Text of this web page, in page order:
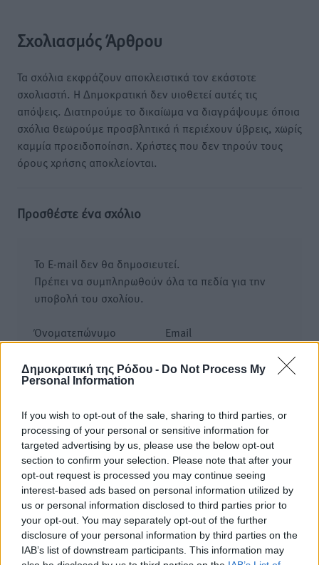
Δημοκρατική της Ρόδου - Do Not Process My
Personal Information
If you wish to opt-out of the sale, sharing to third parties, or
processing of your personal or sensitive information for
targeted advertising by us, please use the below opt-out
section to confirm your selection. Please note that after your
opt-out request is processed you may continue seeing
interest-based ads based on personal information utilized by
us or personal information disclosed to third parties prior to
your opt-out. You may separately opt-out of the further
disclosure of your personal information by third parties on the
IAB’s list of downstream participants. This information may
Σχολιασμός Άρθρου
Τα σχόλια εκφράζουν αποκλειστικά τον εκάστοτε
σχολιαστή. Η Δημοκρατική δεν υιοθετεί αυτές τις
απόψεις. Διατηρούμε το δικαίωμα να διαγράψουμε όποια
σχόλια θεωρούμε προσβλητικά ή περιέχουν ύβρεις, χωρίς
καμμία προειδοποίηση. Χρήστες που δεν τηρούν τους
όρους χρήσης αποκλείονται.
Προσθέστε ένα σχόλιο
Το E-mail δεν θα δημοσιευτεί.
Πρέπει να συμπληρωθούν όλα τα πεδία για την
υποβολή του σχολίου.
Όνοματεπώνυμο Email